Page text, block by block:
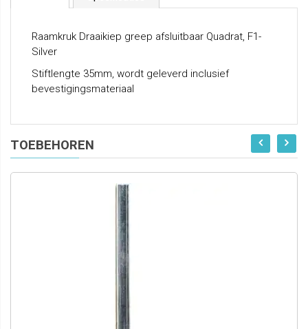
Raamkruk Draaikiep greep afsluitbaar Quadrat, F1-
Silver
Stiftlengte 35mm, wordt geleverd inclusief
bevestigingsmateriaal
TOEBEHOREN